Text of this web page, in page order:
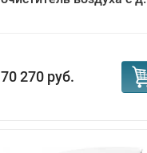
70 270 руб.